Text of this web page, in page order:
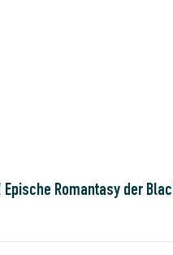
Epische Romantasy der